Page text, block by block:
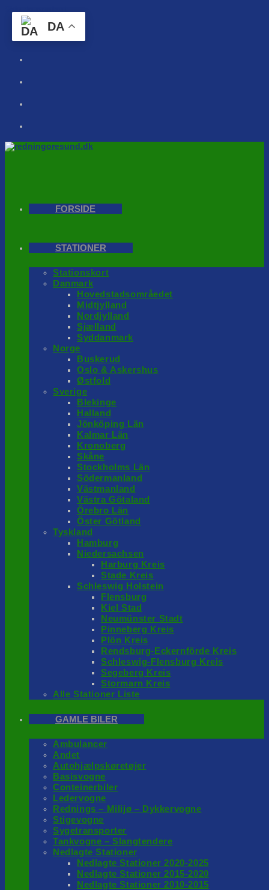
FORSIDE
STATIONER
Stationskort
Danmark
Hovedstadsområedet
Midtjylland
Nordjylland
Sjælland
Syddanmark
Norge
Buskerud
Oslo & Askershus
Østfold
Sverige
Blekinge
Halland
Jönköping Län
Kalmar Län
Kronoberg
Skåne
Stockholms Län
Södermanland
Västmanland
Västra Götaland
Örebro Län
Öster Götland
Tyskland
Hamburg
Niedersachsen
Harburg Kreis
Stade Kreis
Schleswig Holstein
Flensburg
Kiel Stad
Neumünster Stadt
Pinneberg Kreis
Plön Kreis
Rendsburg-Eckernförde Kreis
Schleswig-Flensburg Kreis
Segeberg Kreis
Stormarn Kreis
Alle Stationer Liste
GAMLE BILER
Ambulancer
Andet
Autohjælpskøretøjer
Basisvogne
Conteinerbiler
Ledervogne
Rednings – Milijø – Dykkervogne
Stigevogne
Sygetransporter
Tankvogne – Slangtendere
Nedlagte Stationer
Nedlagte Stationer 2020-2025
Nedlagte Stationer 2015-2020
Nedlagte Stationer 2010-2015
DA